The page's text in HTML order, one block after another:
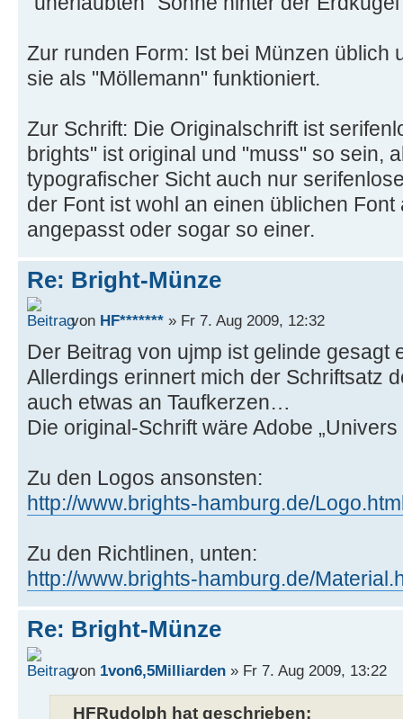
Zur runden Form: Ist bei Münzen üblich
sie als "Möllemann" funktioniert.
Zur Schrift: Die Originalschrift ist
brights" ist original und "muss" so sein,
typografischer Sicht auch nur
der Font ist wohl an einen üblichen
angepasst oder sogar so einer.
Re: Bright-Münze
von HF******* » Fr 7. Aug 2009, 12:32
Der Beitrag von ujmp ist gelinde gesagt
Allerdings erinnert mich der Schriftsatz
auch etwas an Taufkerzen…
Die original-Schrift wäre Adobe
Zu den Logos ansonsten:
http://www.brights-hamburg.de/
Zu den Richtlinen, unten:
http://www.brights-hamburg.de/
Re: Bright-Münze
von 1von6,5Milliarden » Fr 7. Aug 2009, 13:22
HFRudolph hat geschrieben: